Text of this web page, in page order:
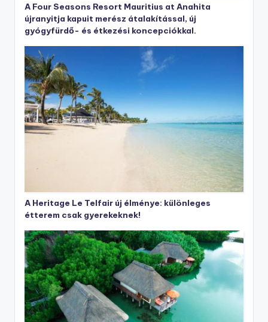
A Four Seasons Resort Mauritius at Anahita
újranyitja kapuit merész átalakítással, új
gyógyfürdő- és étkezési koncepciókkal.
A Heritage Le Telfair új élménye: különleges
étterem csak gyerekeknek!